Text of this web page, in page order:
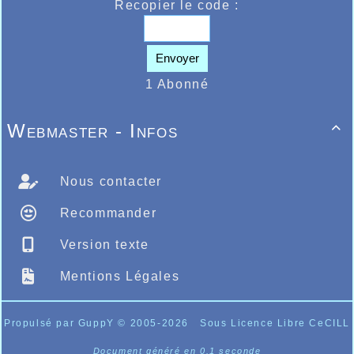
Recopier le code :
Envoyer
1 Abonné

Webmaster - Infos
Nous contacter
Recommander
Version texte
Mentions Légales
Propulsé par GuppY© 2005-2026 Sous Licence Libre CeCILL
Document généré en 0.1 seconde